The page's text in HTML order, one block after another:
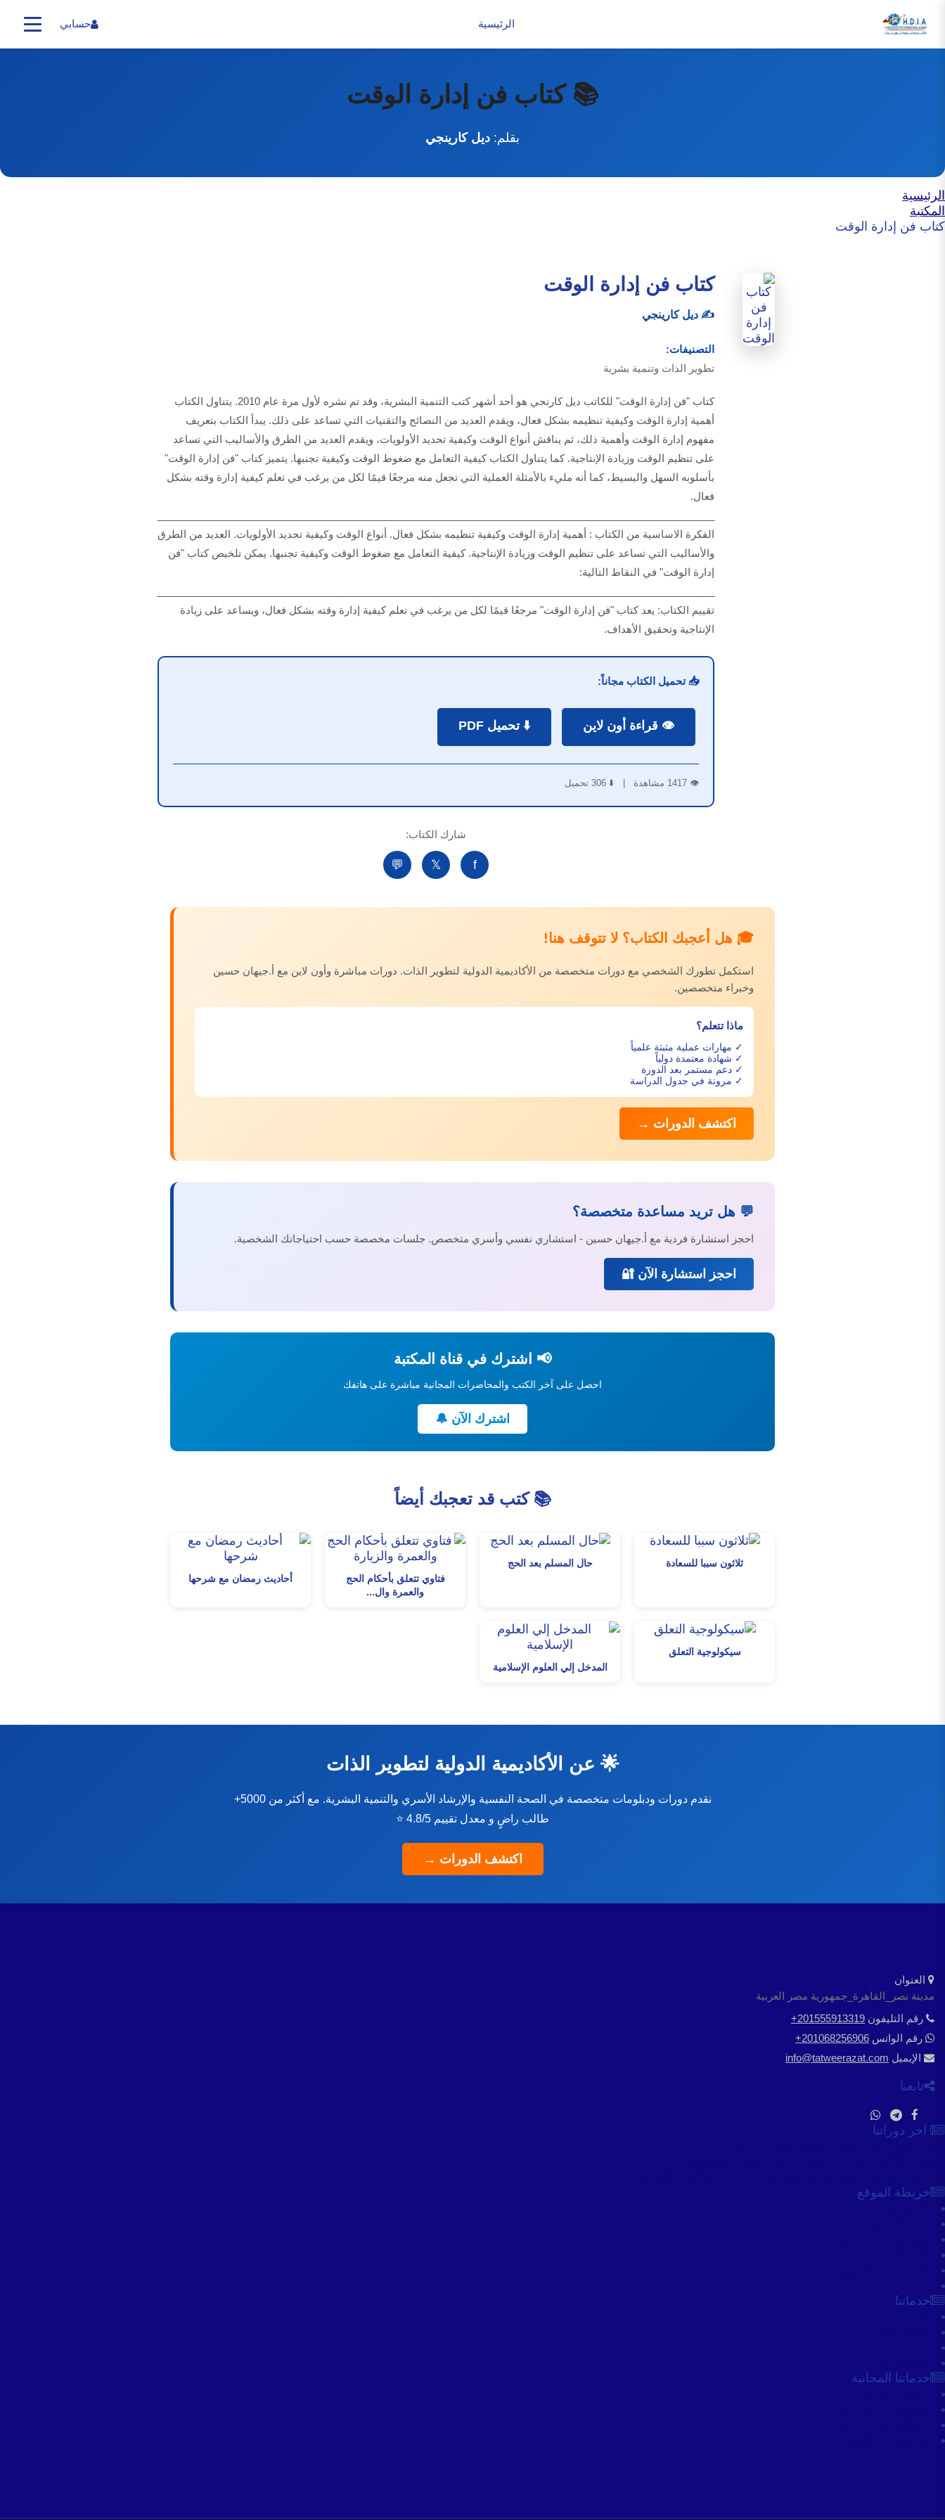
الرئيسية حسابي
📚 كتاب فن إدارة الوقت
بقلم: ديل كارينجي
الرئيسية
المكتبة
كتاب فن إدارة الوقت
كتاب فن إدارة الوقت
✍️ ديل كارينجي
التصنيفات:
تطوير الذات وتنمية بشرية
كتاب "فن إدارة الوقت" للكاتب ديل كارنجي هو أحد أشهر كتب التنمية البشرية، وقد تم نشره لأول مرة عام 2010. يتناول الكتاب
أهمية إدارة الوقت وكيفية تنظيمه بشكل فعال، ويقدم العديد من النصائح والتقنيات التي تساعد على ذلك. يبدأ الكتاب بتعريف
مفهوم إدارة الوقت وأهمية ذلك، ثم يناقش أنواع الوقت وكيفية تحديد الأولويات، ويقدم العديد من الطرق والأساليب التي تساعد
على تنظيم الوقت وزيادة الإنتاجية. كما يتناول الكتاب كيفية التعامل مع ضغوط الوقت وكيفية تجنبها. يتميز كتاب "فن إدارة الوقت"
بأسلوبه السهل والبسيط، كما أنه مليء بالأمثلة العملية التي تجعل منه مرجعًا قيمًا لكل من يرغب في تعلم كيفية إدارة وقته بشكل
فعال.
الفكرة الاساسية من الكتاب : أهمية إدارة الوقت وكيفية تنظيمه بشكل فعال. أنواع الوقت وكيفية تحديد الأولويات. العديد من الطرق
والأساليب التي تساعد على تنظيم الوقت وزيادة الإنتاجية. كيفية التعامل مع ضغوط الوقت وكيفية تجنبها. يمكن تلخيص كتاب "فن
إدارة الوقت" في النقاط التالية:
تقييم الكتاب: يعد كتاب "فن إدارة الوقت" مرجعًا قيمًا لكل من يرغب في تعلم كيفية إدارة وقته بشكل فعال، ويساعد على زيادة
الإنتاجية وتحقيق الأهداف.
📥 تحميل الكتاب مجاناً:
👁️ قراءة أون لاين ⬇️ تحميل PDF
👁️ 1417 مشاهدة | ⬇️ 306 تحميل
شارك الكتاب:
f
𝕏
💬
🎓 هل أعجبك الكتاب؟ لا تتوقف هنا!
استكمل تطورك الشخصي مع دورات متخصصة من الأكاديمية الدولية لتطوير الذات. دورات مباشرة وأون لاين مع أ.جيهان حسين
وخبراء متخصصين.
ماذا تتعلم؟
✓ مهارات عملية مثبتة علمياً
✓ شهادة معتمدة دولياً
✓ دعم مستمر بعد الدورة
✓ مرونة في جدول الدراسة
اكتشف الدورات →
💬 هل تريد مساعدة متخصصة؟
احجز استشارة فردية مع أ.جيهان حسين - استشاري نفسي وأسري متخصص. جلسات مخصصة حسب احتياجاتك الشخصية.
احجز استشارة الآن 🔐
📢 اشترك في قناة المكتبة
احصل على آخر الكتب والمحاضرات المجانية مباشرة على هاتفك
اشترك الآن 🔔
📚 كتب قد تعجبك أيضاً
ثلاثون سببا للسعادة
حال المسلم بعد الحج
فتاوي تتعلق بأحكام الحج
والعمرة وال...
أحاديث رمضان مع شرحها
سيكولوجية التعلق
المدخل إلي العلوم الإسلامية
🌟 عن الأكاديمية الدولية لتطوير الذات
نقدم دورات ودبلومات متخصصة في الصحة النفسية والإرشاد الأسري والتنمية البشرية. مع أكثر من 5000+
طالب راضٍ و معدل تقييم 4.8/5 ⭐
اكتشف الدورات →
العنوان
مدينة نصر_القاهرة_جمهورية مصر العربية
رقم التليفون +201555913319
رقم الواتس +201068256906
الإيميل info@tatweerazat.com
تابعنا
اخر دوراتنا
خريطة الموقع
خدماتنا
خدماتنا المجانية